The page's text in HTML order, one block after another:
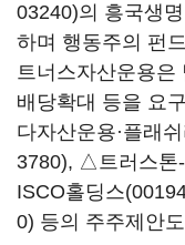
03240)의 흥국생
하며 행동주의 펀
트너스자산운용은
배당확대 등을 요
다자산운용·플래
3780), △트러스톤-
ISCO홀딩스
0) 등의 주주제안